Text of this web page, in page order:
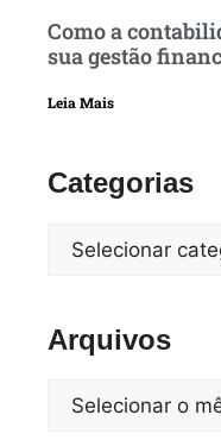
Como a
sua gestão
Leia Mais
Categorias
Arquivos